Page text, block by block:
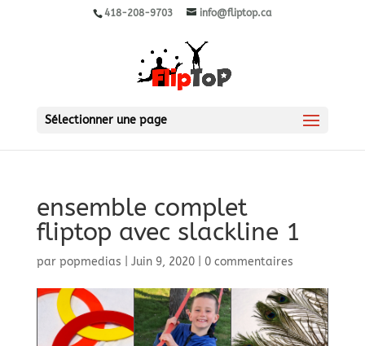
418-208-9703 info@fliptop.ca
Sélectionner une page
ensemble complet
fliptop avec slackline 1
par popmedias Juin 9, 2020| 0 commentaires